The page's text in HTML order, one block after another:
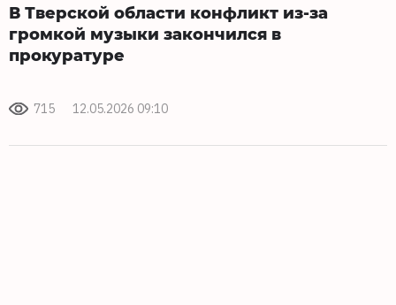
В Тверской области конфликт из-за
громкой музыки закончился в
прокуратуре
715 12.05.2026 09:10